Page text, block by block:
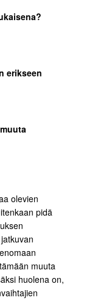
erikseen
olevien
pidä
muuta
huolena on,